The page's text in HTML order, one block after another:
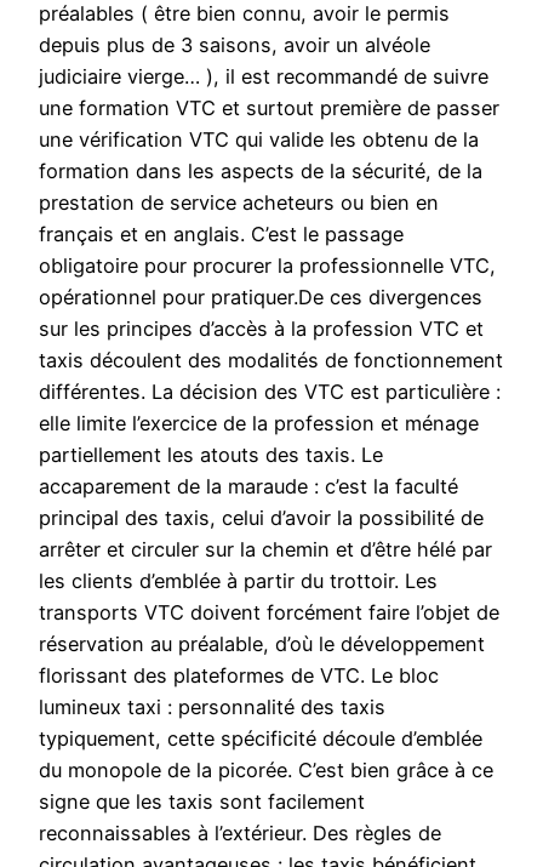
préalables ( être bien connu, avoir le permis
depuis plus de 3 saisons, avoir un alvéole
judiciaire vierge… ), il est recommandé de suivre
une formation VTC et surtout première de passer
une vérification VTC qui valide les obtenu de la
formation dans les aspects de la sécurité, de la
prestation de service acheteurs ou bien en
français et en anglais. C’est le passage
obligatoire pour procurer la professionnelle VTC,
opérationnel pour pratiquer.De ces divergences
sur les principes d’accès à la profession VTC et
taxis découlent des modalités de fonctionnement
différentes. La décision des VTC est particulière :
elle limite l’exercice de la profession et ménage
partiellement les atouts des taxis. Le
accaparement de la maraude : c’est la faculté
principal des taxis, celui d’avoir la possibilité de
arrêter et circuler sur la chemin et d’être hélé par
les clients d’emblée à partir du trottoir. Les
transports VTC doivent forcément faire l’objet de
réservation au préalable, d’où le développement
florissant des plateformes de VTC. Le bloc
lumineux taxi : personnalité des taxis
typiquement, cette spécificité découle d’emblée
du monopole de la picorée. C’est bien grâce à ce
signe que les taxis sont facilement
reconnaissables à l’extérieur. Des règles de